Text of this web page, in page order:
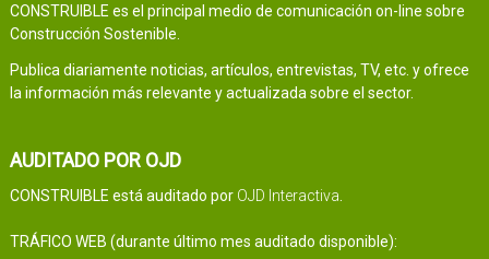
CONSTRUIBLE es el principal medio de comunicación on-line sobre
Construcción Sostenible.
Publica diariamente noticias, artículos, entrevistas, TV, etc. y ofrece
la información más relevante y actualizada sobre el sector.
AUDITADO POR OJD
CONSTRUIBLE está auditado por OJD Interactiva
TRÁFICO WEB (durante último mes auditado disponible):